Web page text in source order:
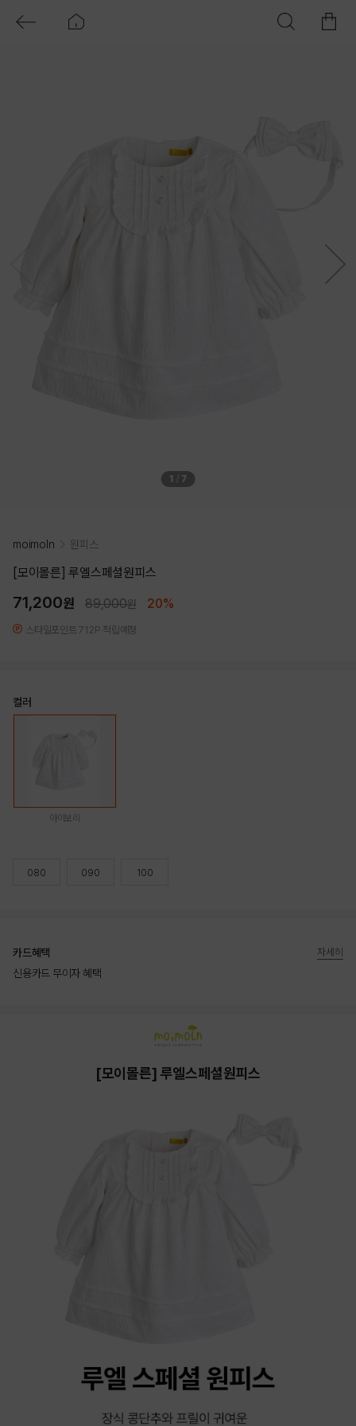
1 7
moimoln 원피스
[모이몰른] 루엘스페셜원피스
71,200원 89,000원 20%
스타일포인트 712P 적립예정
컬러
아이보리
080 090 100
카드혜택
신용카드 무이자 혜택
자세히
[모이몰른] 루엘스페셜원피스